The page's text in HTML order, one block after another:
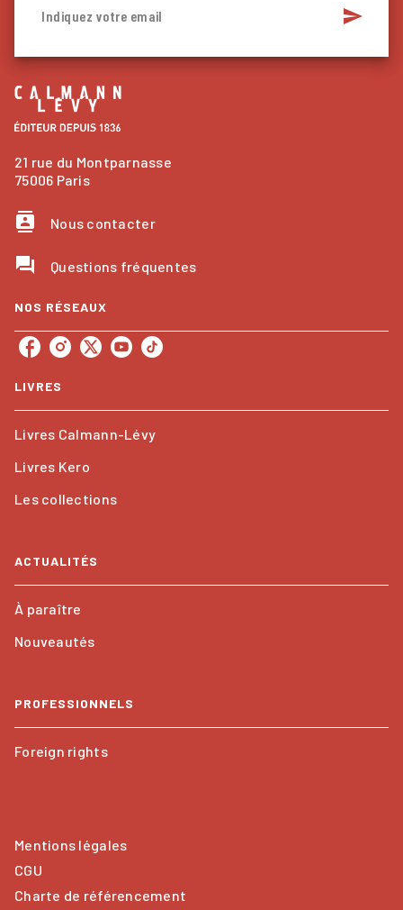
Indiquez votre email send
21 rue du Montparnasse
75006 Paris
contacts Nous contacter
question_answer Questions fréquentes
NOS RÉSEAUX
LIVRES
Livres Calmann-Lévy
Livres Kero
Les collections
ACTUALITÉS
À paraître
Nouveautés
PROFESSIONNELS
Foreign rights
Mentions légales
CGU
Charte de référencement